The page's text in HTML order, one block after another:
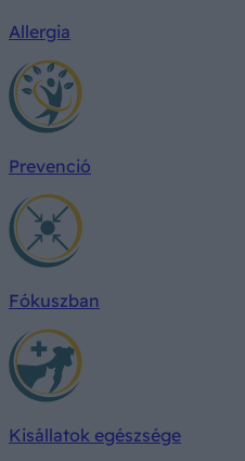
Allergia
Prevenció
Fókuszban
Kisállatok egészsége